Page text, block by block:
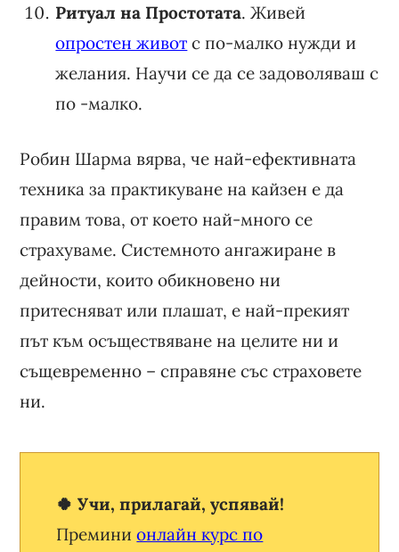
Ритуал на Простотата. Живей
опростен живот с по-малко нужди и
желания. Научи се да се задоволяваш с
по -малко.
Робин Шарма вярва, че най-ефективната
техника за практикуване на кайзен е да
правим това, от което най-много се
страхуваме. Системното ангажиране в
дейности, които обикновено ни
притесняват или плашат, е най-прекият
път към осъществяване на целите ни и
същевременно – справяне със страховете
ни.
🍀 Учи, прилагай, успявай!
Преминионлайн курс по